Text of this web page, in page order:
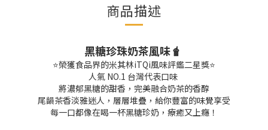
商品描述
黑糖珍珠奶茶風味🧋
⭐榮獲食品界的米其林iTQi風味評鑑二星獎⭐
人氣 NO.1 台灣代表口味
將濃郁黑糖的甜香，完美融合奶茶的香醇
尾韻茶香淡雅迷人，層層堆疊，給你豐富的味覺享受
每一口都像在喝一杯黑糖珍奶，療癒又上癮！